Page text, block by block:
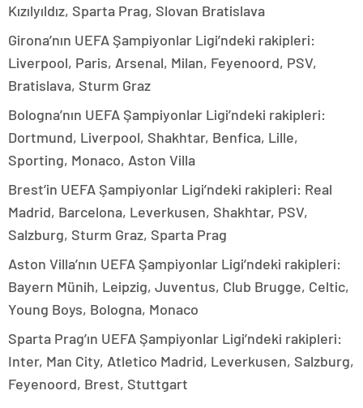
Kızılyıldız, Sparta Prag, Slovan Bratislava
Girona’nın UEFA Şampiyonlar Ligi’ndeki rakipleri:
Liverpool, Paris, Arsenal, Milan, Feyenoord, PSV,
Bratislava, Sturm Graz
Bologna’nın UEFA Şampiyonlar Ligi’ndeki rakipleri:
Dortmund, Liverpool, Shakhtar, Benfica, Lille,
Sporting, Monaco, Aston Villa
Brest’in UEFA Şampiyonlar Ligi’ndeki rakipleri: Real
Madrid, Barcelona, Leverkusen, Shakhtar, PSV,
Salzburg, Sturm Graz, Sparta Prag
Aston Villa’nın UEFA Şampiyonlar Ligi’ndeki rakipleri:
Bayern Münih, Leipzig, Juventus, Club Brugge, Celtic,
Young Boys, Bologna, Monaco
Sparta Prag’ın UEFA Şampiyonlar Ligi’ndeki rakipleri:
Inter, Man City, Atletico Madrid, Leverkusen, Salzburg,
Feyenoord, Brest, Stuttgart